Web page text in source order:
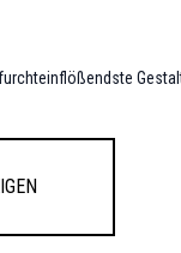
wilden Erscheinung wirkt